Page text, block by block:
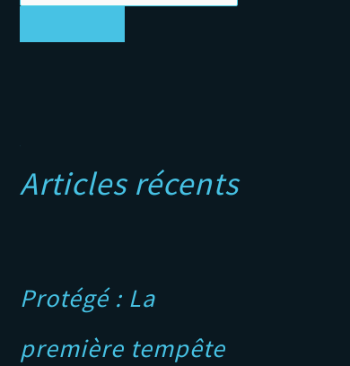
Articles récents
Protégé : La
première tempête